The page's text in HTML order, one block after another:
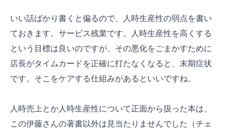
いい話ばかり書くと偏るので、人時生産性の弱点を書い
ておきます。サービス残業です。人時生産性を高くする
という目標は良いのですが、その悪化をごまかすために
店長がタイムカードを正確に打たなくなると、末期症状
です。そこをケアする仕組みがあるといいですね。
人時売上とか人時生産性について正面から扱った本は、
この伊藤さんの著書以外は見当たりませんでした（チェ